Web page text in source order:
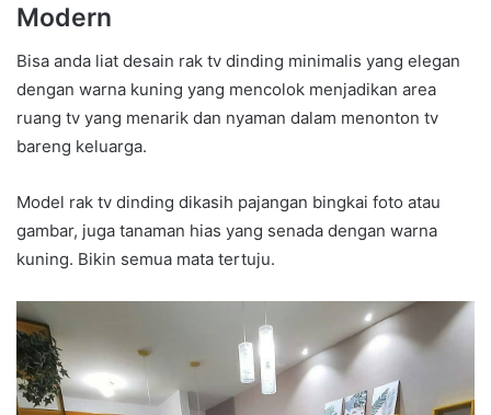
Modern
Bisa anda liat desain rak tv dinding minimalis yang elegan
dengan warna kuning yang mencolok menjadikan area
ruang tv yang menarik dan nyaman dalam menonton tv
bareng keluarga.
Model rak tv dinding dikasih pajangan bingkai foto atau
gambar, juga tanaman hias yang senada dengan warna
kuning. Bikin semua mata tertuju.